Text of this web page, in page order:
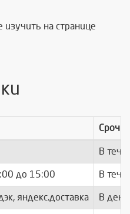
на странице
В
до 15:00 В
яндекс.доставка В день